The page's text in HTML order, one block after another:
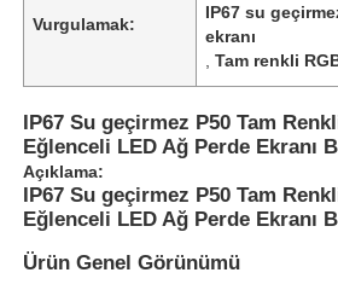
Vurgulamak:
IP67 su
ekranı
,Tam renkli
IP67 Su geçirmez P50 Tam
Eğlenceli LED Ağ Perde Ekranı
Açıklama:
IP67 Su geçirmez P50 Tam
Eğlenceli LED Ağ Perde Ekranı
Ürün Genel Görünümü